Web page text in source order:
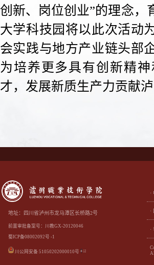
创新、岗位创业”的理念，
大学科技园将以此次活动
会实践与地方产业链头部
为培养更多具有创新精
才，发展新质生产力贡献
地址：四川省泸州市龙马潭区长桥路2号
前置审批备案号：川教GX-20120046
蜀ICP备08002092号 -1
川公网安备 51050202000010号
·
·
·